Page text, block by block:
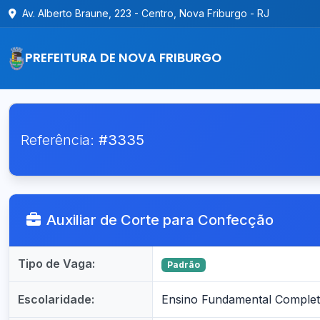
Av. Alberto Braune, 223 - Centro, Nova Friburgo - RJ
PREFEITURA DE NOVA FRIBURGO
Referência: #3335
Auxiliar de Corte para Confecção
Tipo de Vaga: Padrão
Escolaridade: Ensino Fundamental